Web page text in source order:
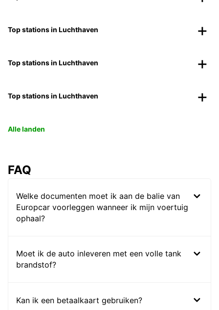
Top stations in Luchthaven
Top stations in Luchthaven
Top stations in Luchthaven
Alle landen
FAQ
Welke documenten moet ik aan de balie van
Europcar voorleggen wanneer ik mijn voertuig
ophaal?
Moet ik de auto inleveren met een volle tank
brandstof?
Kan ik een betaalkaart gebruiken?